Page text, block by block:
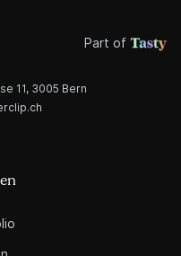
11, 3005 Bern
Part of